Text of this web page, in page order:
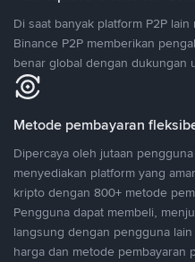
Di saat banyak platform P2P
Binance P2P memberikan
benar global dengan dukungan
Metode pembayaran
Dipercaya oleh jutaan
menyediakan platform yang
kripto dengan 800+ metode
Pengguna dapat membeli,
langsung dengan pengguna
harga dan metode pembayaran